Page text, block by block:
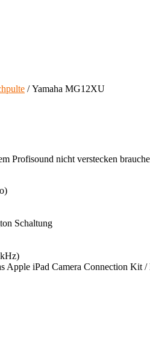
/ Yamaha MG12XU
Profisound nicht verstecken
Schaltung
Apple iPad Camera Connection Kit